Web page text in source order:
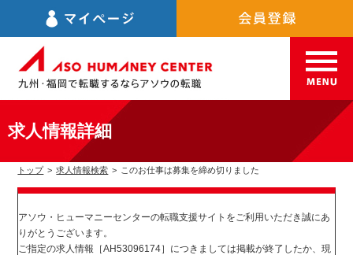
求人情報詳細
トップ > 求人情報検索 > このお仕事は募集を締め切りました
アソウ・ヒューマニーセンターの転職支援サイトをご利用いただき誠にあ
りがとうございます。
ご指定の求人情報［AH53096174］につきましては掲載が終了したか、現